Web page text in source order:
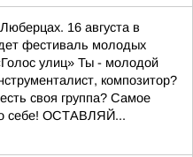
16 августа в
фестиваль молодых
улиц» Ты - молодой
композитор?
своя группа? Самое
себе! ОСТАВЛЯЙ...